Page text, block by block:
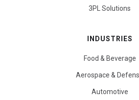
3PL Solutions
INDUSTRIES
Food & Beverage
Aerospace &
Automotive